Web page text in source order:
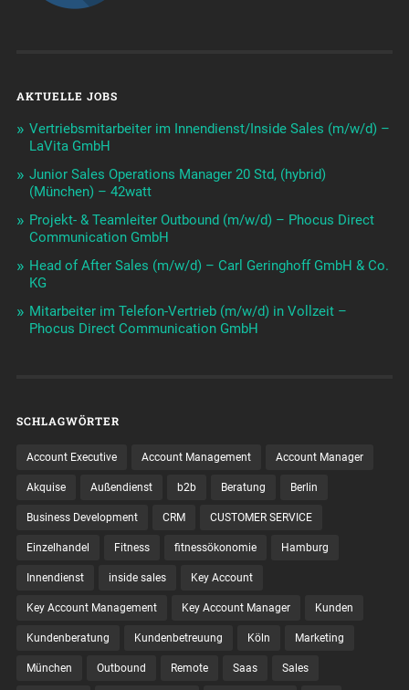
AKTUELLE JOBS
Vertriebsmitarbeiter im Innendienst/Inside Sales (m/w/d) –
LaVita GmbH
Junior Sales Operations Manager 20 Std, (hybrid)
(München) – 42watt
Projekt- & Teamleiter Outbound (m/w/d) – Phocus Direct
Communication GmbH
Head of After Sales (m/w/d) – Carl Geringhoff GmbH & Co.
KG
Mitarbeiter im Telefon-Vertrieb (m/w/d) in Vollzeit –
Phocus Direct Communication GmbH
SCHLAGWÖRTER
Account Executive Account Management Account Manager
Akquise Außendienst b2b Beratung Berlin
Business Development CRM CUSTOMER SERVICE
Einzelhandel Fitness fitnessökonomie Hamburg
Innendienst inside sales Key Account
Key Account Management Key Account Manager Kunden
Kundenberatung Kundenbetreuung Köln Marketing
München Outbound Remote Saas Sales